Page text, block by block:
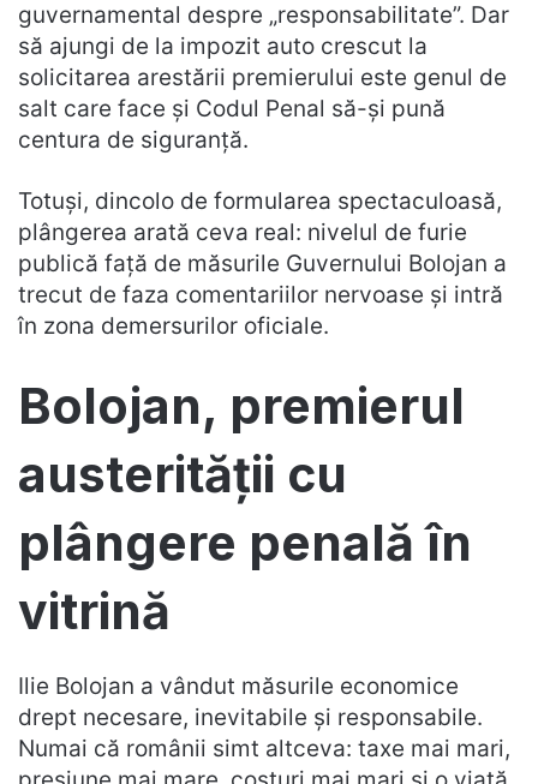
guvernamental despre „responsabilitate”. Dar
să ajungi de la impozit auto crescut la
solicitarea arestării premierului este genul de
salt care face și Codul Penal să-și pună
centura de siguranță.
Totuși, dincolo de formularea spectaculoasă,
plângerea arată ceva real: nivelul de furie
publică față de măsurile Guvernului Bolojan a
trecut de faza comentariilor nervoase și intră
în zona demersurilor oficiale.
Bolojan, premierul
austerității cu
plângere penală în
vitrină
Ilie Bolojan a vândut măsurile economice
drept necesare, inevitabile și responsabile.
Numai că românii simt altceva: taxe mai mari,